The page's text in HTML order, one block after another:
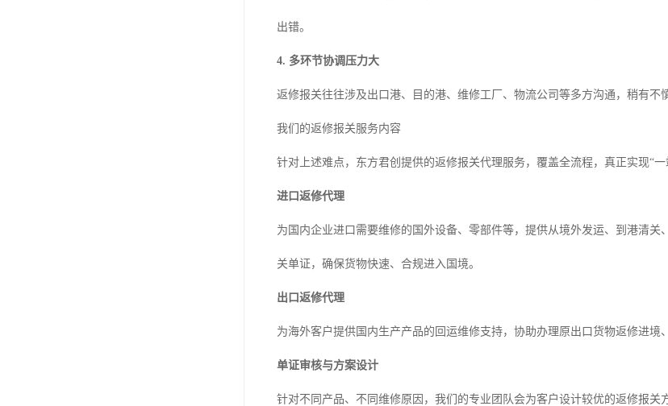
出错。
4. 多环节协调压力大
返修报关往往涉及出口港、目的港、维修工厂、物流公司等多方沟通，稍有不
我们的返修报关服务内容
针对上述难点，东方君创提供的返修报关代理服务，覆盖全流程，真正实现“一
进口返修代理
为国内企业进口需要维修的国外设备、零部件等，提供从境外发运、到港清
关单证，确保货物快速、合规进入国境。
出口返修代理
为海外客户提供国内生产产品的回运维修支持，协助办理原出口货物返修进境
单证审核与方案设计
针对不同产品、不同维修原因，我们的专业团队会为客户设计较优的返修报